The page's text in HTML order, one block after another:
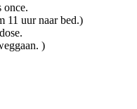
once.
11 uur naar bed.)
)